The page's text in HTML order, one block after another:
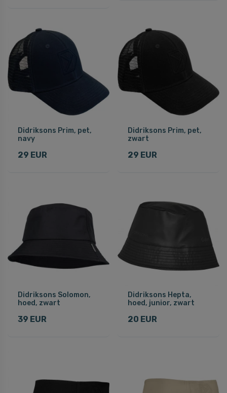
Didriksons Prim, pet,
navy
29 EUR
Didriksons Prim, pet,
zwart
29 EUR
Didriksons Solomon,
hoed, zwart
39 EUR
Didriksons Hepta,
hoed, junior, zwart
20 EUR